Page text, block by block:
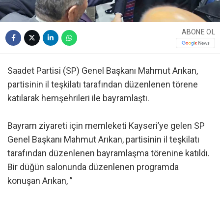
ABONE OL
Saadet Partisi (SP) Genel Başkanı Mahmut Arıkan,
partisinin il teşkilatı tarafından düzenlenen törene
katılarak hemşehrileri ile bayramlaştı.
Bayram ziyareti için memleketi Kayseri’ye gelen SP
Genel Başkanı Mahmut Arıkan, partisinin il teşkilatı
tarafından düzenlenen bayramlaşma törenine katıldı.
Bir düğün salonunda düzenlenen programda
konuşan Arıkan, ”